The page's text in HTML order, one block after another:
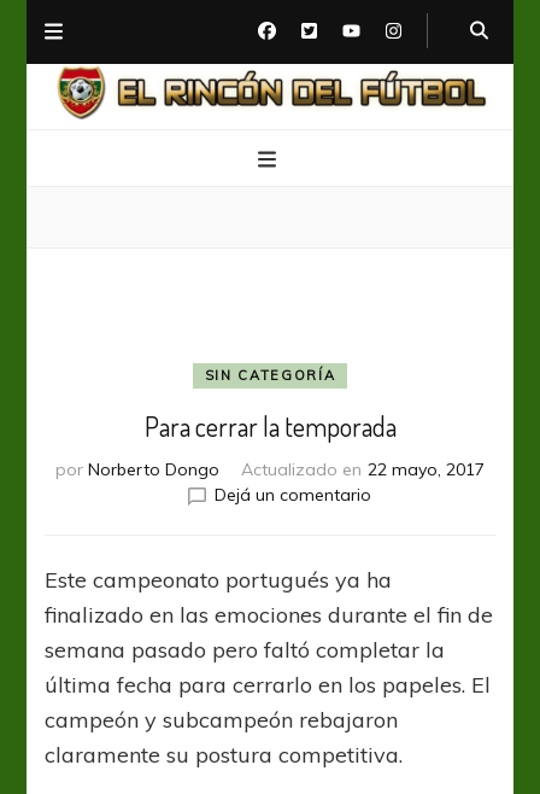
SIN CATEGORÍA
Para cerrar la temporada
por Norberto Dongo Actualizado en 22 mayo, 2017
Dejá un comentarioen
la
temporada
Este campeonato portugués ya ha
finalizado en las emociones durante el fin de
semana pasado pero faltó completar la
última fecha para cerrarlo en los papeles. El
campeón y subcampeón rebajaron
claramente su postura competitiva.